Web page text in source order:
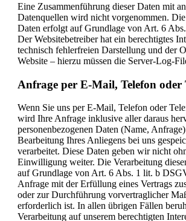
Eine Zusammenführung dieser Daten mit
Datenquellen wird nicht vorgenommen.
Daten erfolgt auf Grundlage von Art. 6
Der Websitebetreiber hat ein berechtigtes
technisch fehlerfreien Darstellung und der
Website – hierzu müssen die Server-Log-
Anfrage per E-Mail, Telefon oder
Wenn Sie uns per E-Mail, Telefon oder
wird Ihre Anfrage inklusive aller daraus
personenbezogenen Daten (Name,
Bearbeitung Ihres Anliegens bei uns
verarbeitet. Diese Daten geben wir nicht
Einwilligung weiter. Die Verarbeitung
auf Grundlage von Art. 6 Abs. 1 lit. b
Anfrage mit der Erfüllung eines Vertrags
oder zur Durchführung vorvertraglicher
erforderlich ist. In allen übrigen Fällen
Verarbeitung auf unserem berechtigten